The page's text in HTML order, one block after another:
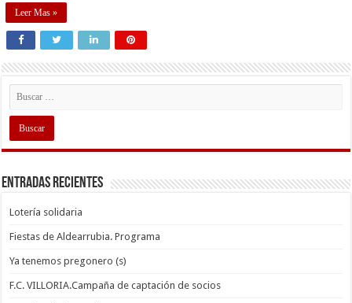
Leer Mas »
Entradas recientes
Lotería solidaria
Fiestas de Aldearrubia. Programa
Ya tenemos pregonero (s)
F.C. VILLORIA.Campaña de captación de socios